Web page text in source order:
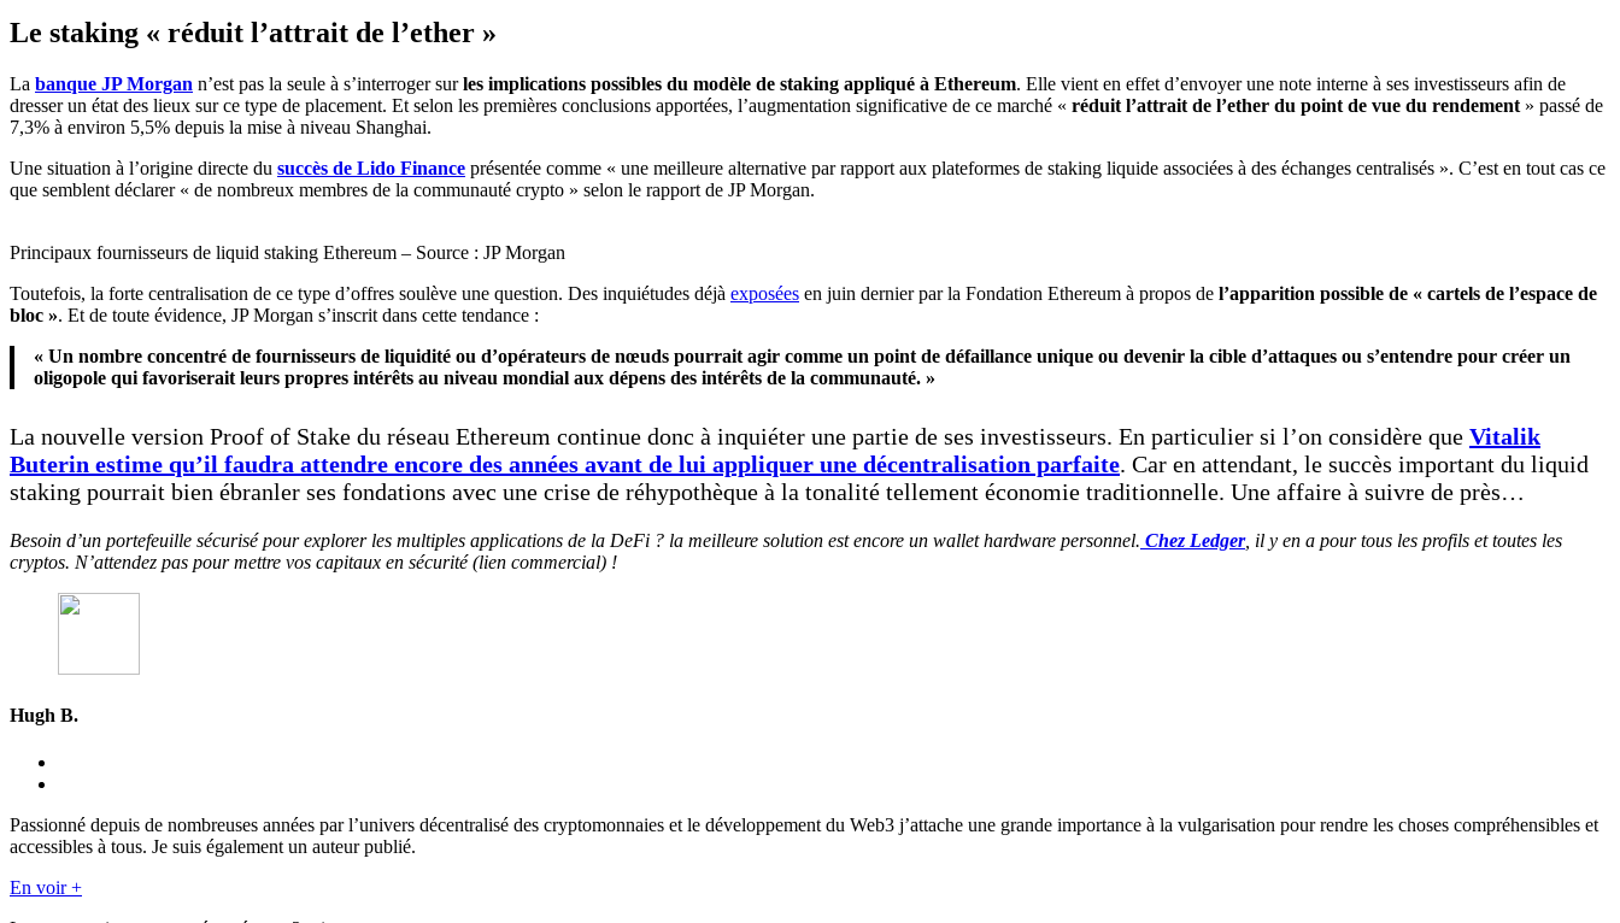
Le staking « réduit l’attrait de l’ether »
La banque JP Morgan n’est pas la seule à s’interroger surles implications possibles du modèle de staking appliqué à Ethereum. Elle vient en effet d’envoyer une note interne à ses investisseurs afin de
dresser un état des lieux sur ce type de placement. Et selon les premières conclusions apportées, l’augmentation significative de ce marché « réduit l’attrait de l’ether du point de vue du rendement » passé de
7,3% à environ 5,5% depuis la mise à niveau Shanghai.
Une situation à l’origine directe du succès de Lido Finance présentée comme « une meilleure alternative par rapport aux plateformes de staking liquide associées à des échanges centralisés ». C’est en tout cas ce
que semblent déclarer « de nombreux membres de la communauté crypto » selon le rapport de JP Morgan.
Principaux fournisseurs de liquid staking Ethereum – Source : JP Morgan
Toutefois, la forte centralisation de ce type d’offres soulève une question. Des inquiétudes déjà exposées en juin dernier par la Fondation Ethereum à propos de l’apparition possible de « cartels de l’espace de
bloc ». Et de toute évidence, JP Morgan s’inscrit dans cette tendance :
« Un nombre concentré de fournisseurs de liquidité ou d’opérateurs de nœuds pourrait agir comme un point de défaillance unique ou devenir la cible d’attaques ou s’entendre pour créer un
oligopole qui favoriserait leurs propres intérêts au niveau mondial aux dépens des intérêts de la communauté. »
La nouvelle version Proof of Stake du réseau Ethereum continue donc à inquiéter une partie de ses investisseurs. En particulier si l’on considère que Vitalik
Buterin estime qu’il faudra attendre encore des années avant de lui appliquer une décentralisation parfaite. Car en attendant, le succès important du liquid
staking pourrait bien ébranler ses fondations avec une crise de réhypothèque à la tonalité tellement économie traditionnelle. Une affaire à suivre de près…
Besoin d’un portefeuille sécurisé pour explorer les multiples applications de la DeFi ? la meilleure solution est encore un wallet hardware personnel. Chez Ledger, il y en a pour tous les profils et toutes les
cryptos. N’attendez pas pour mettre vos capitaux en sécurité (lien commercial) !
Hugh B.
Passionné depuis de nombreuses années par l’univers décentralisé des cryptomonnaies et le développement du Web3 j’attache une grande importance à la vulgarisation pour rendre les choses compréhensibles et
accessibles à tous. Je suis également un auteur publié.
En voir +